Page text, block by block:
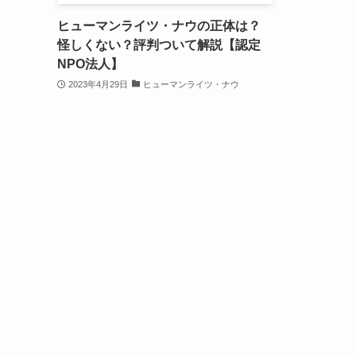
ヒューマンライツ・ナウの正体は？
怪しくない？評判ついて解説【認定
NPO法人】
2023年4月29日 ヒューマンライツ・ナウ